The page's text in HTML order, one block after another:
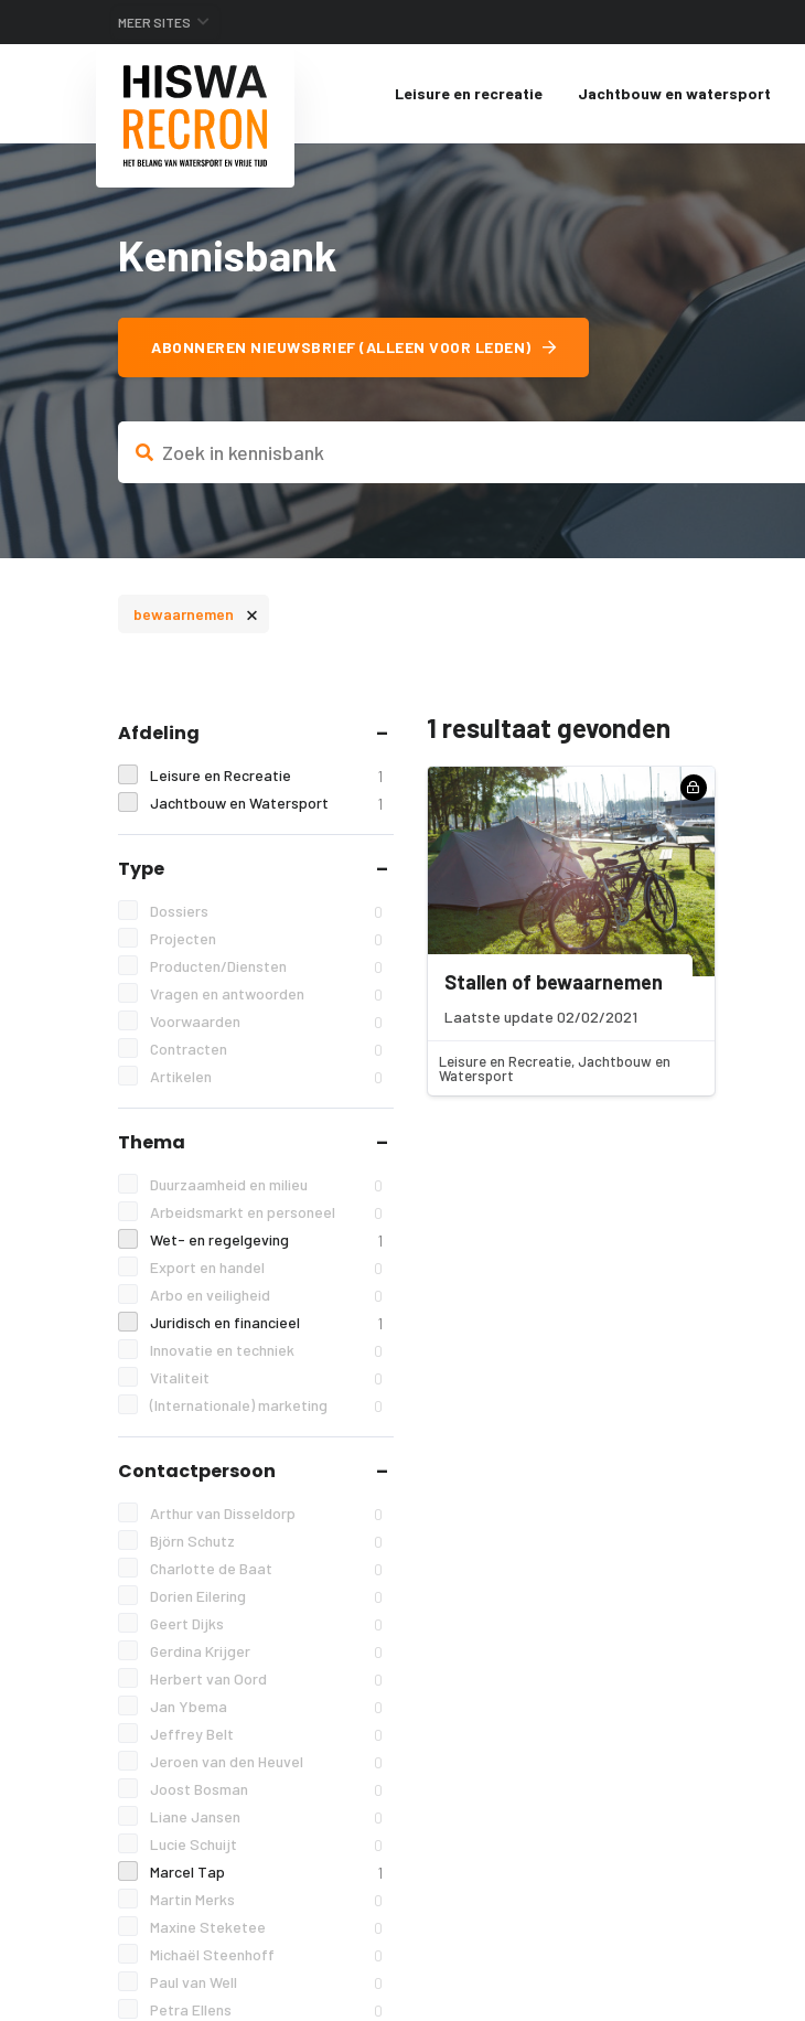
MEER SITES
Leisure en recreatie Jachtbouw en watersport
Kennisbank
ABONNEREN NIEUWSBRIEF (ALLEEN VOOR LEDEN)
bewaarnemen ×
Afdeling
Leisure en Recreatie 1
Jachtbouw en Watersport 1
Type
Dossiers 0
Projecten 0
Producten/Diensten 0
Vragen en antwoorden 0
Voorwaarden 0
Contracten 0
Artikelen 0
Thema
Duurzaamheid en milieu 0
Arbeidsmarkt en personeel 0
Wet- en regelgeving 1
Export en handel 0
Arbo en veiligheid 0
Juridisch en financieel 1
Innovatie en techniek 0
Vitaliteit 0
(Internationale) marketing 0
Contactpersoon
Arthur van Disseldorp 0
Björn Schutz 0
Charlotte de Baat 0
Dorien Eilering 0
Geert Dijks 0
Gerdina Krijger 0
Herbert van Oord 0
Jan Ybema 0
Jeffrey Belt 0
Jeroen van den Heuvel 0
Joost Bosman 0
Liane Jansen 0
Lucie Schuijt 0
Marcel Tap 1
Martin Merks 0
Maxine Steketee 0
Michaël Steenhoff 0
Paul van Well 0
Petra Ellens 0
1 resultaat gevonden
Stallen of bewaarnemen
Laatste update 02/02/2021
Leisure en Recreatie, Jachtbouw en
Watersport